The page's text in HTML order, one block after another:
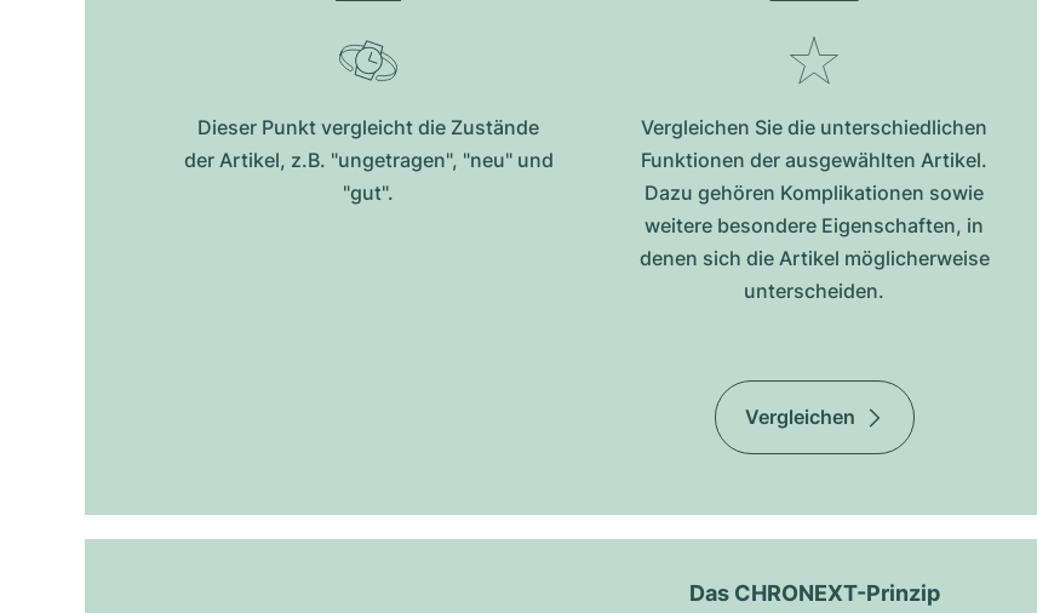
Dieser Punkt vergleicht die Zustände
der Artikel, z.B. "ungetragen", "neu" und
"gut".
Vergleichen Sie die unterschiedlichen
Funktionen der ausgewählten Artikel.
Dazu gehören Komplikationen sowie
weitere besondere Eigenschaften, in
denen sich die Artikel möglicherweise
unterscheiden.
Vergleichen
Das CHRONEXT-Prinzip